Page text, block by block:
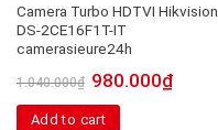
Camera Turbo HDTVI Hikvision
DS-2CE16F1T-IT
camerasieure24h
1.040.000₫ 980.000₫
Add to cart